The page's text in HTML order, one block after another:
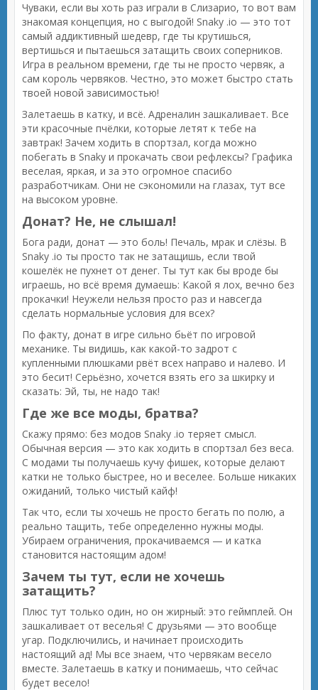
Чуваки, если вы хоть раз играли в Слизарио, то вот вам
знакомая концепция, но с выгодой! Snaky .io — это тот
самый аддиктивный шедевр, где ты крутишься,
вертишься и пытаешься затащить своих соперников.
Игра в реальном времени, где ты не просто червяк, а
сам король червяков. Честно, это может быстро стать
твоей новой зависимостью!
Залетаешь в катку, и всё. Адреналин зашкаливает. Все
эти красочные пчёлки, которые летят к тебе на
завтрак! Зачем ходить в спортзал, когда можно
побегать в Snaky и прокачать свои рефлексы? Графика
веселая, яркая, и за это огромное спасибо
разработчикам. Они не сэкономили на глазах, тут все
на высоком уровне.
Донат? Не, не слышал!
Бога ради, донат — это боль! Печаль, мрак и слёзы. В
Snaky .io ты просто так не затащишь, если твой
кошелёк не пухнет от денег. Ты тут как бы вроде бы
играешь, но всё время думаешь: Какой я лох, вечно без
прокачки! Неужели нельзя просто раз и навсегда
сделать нормальные условия для всех?
По факту, донат в игре сильно бьёт по игровой
механике. Ты видишь, как какой-то задрот с
купленными плюшками рвёт всех направо и налево. И
это бесит! Серьёзно, хочется взять его за шкирку и
сказать: Эй, ты, не надо так!
Где же все моды, братва?
Скажу прямо: без модов Snaky .io теряет смысл.
Обычная версия — это как ходить в спортзал без веса.
С модами ты получаешь кучу фишек, которые делают
катки не только быстрее, но и веселее. Больше никаких
ожиданий, только чистый кайф!
Так что, если ты хочешь не просто бегать по полю, а
реально тащить, тебе определенно нужны моды.
Убираем ограничения, прокачиваемся — и катка
становится настоящим адом!
Зачем ты тут, если не хочешь
затащить?
Плюс тут только один, но он жирный: это геймплей. Он
зашкаливает от веселья! С друзьями — это вообще
угар. Подключились, и начинает происходить
настоящий ад! Мы все знаем, что червякам весело
вместе. Залетаешь в катку и понимаешь, что сейчас
будет весело!